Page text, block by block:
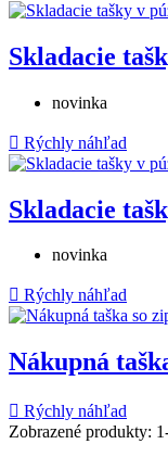
Skladacie
novinka
 Rýchly náhľad
Skladacie
novinka
 Rýchly náhľad
Nákupná
 Rýchly náhľad
Zobrazené produkty: